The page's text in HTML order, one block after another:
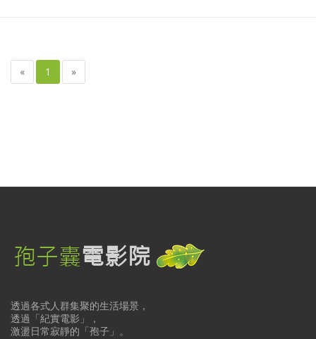
« 1 »
透過各式人群集聚的生活場景，
透過「紀實電影」，
激盪日常寂靜的「孢子」。